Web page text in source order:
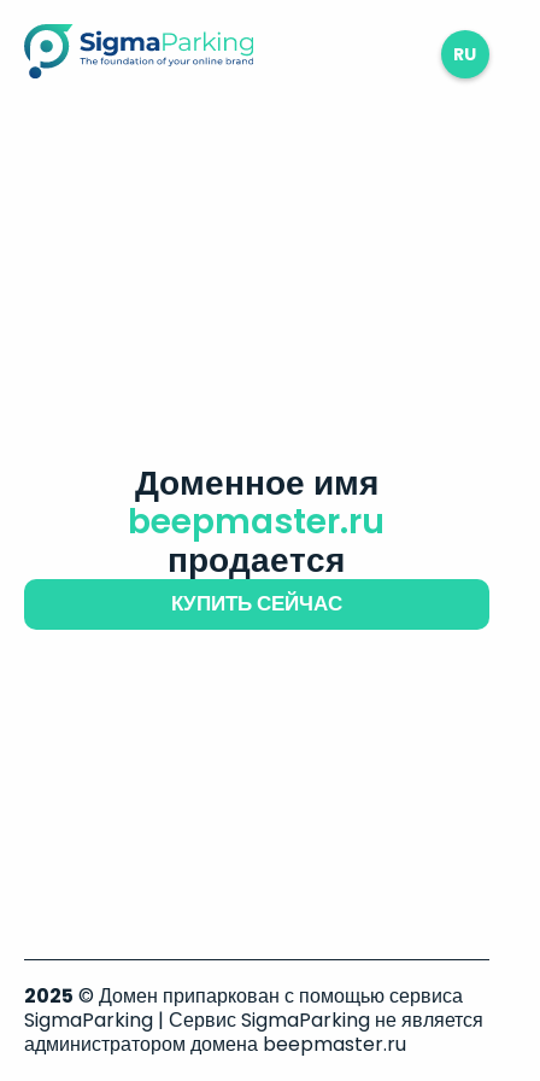
RU
Доменное имя
beepmaster.ru
продается
КУПИТЬ СЕЙЧАС
2025 © Домен припаркован с помощью сервиса
SigmaParking | Сервис SigmaParking не является
администратором домена beepmaster.ru